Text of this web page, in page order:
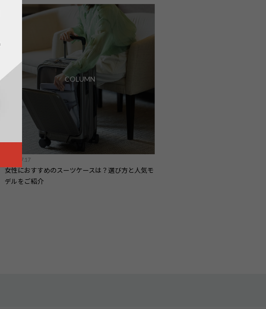
COLUMN
2025.07.17
女性におすすめのスーツケースは？選び方と人気モ
デルをご紹介